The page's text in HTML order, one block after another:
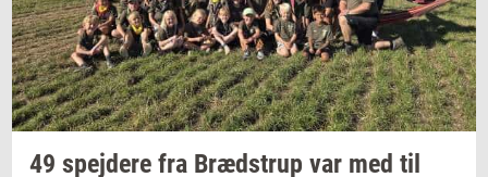
49 spej­de­re fra Bræd­strup var med til